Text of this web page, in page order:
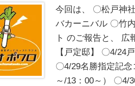
今回は、 〇松戸神
バカーニバル 〇竹
ト のご報告と、 広
【戸定邸】 〇4/24
〇4/29名勝指定記
～/13：00～） 〇4/